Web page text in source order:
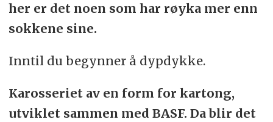
her er det noen som har røyka mer enn
sokkene sine.
Inntil du begynner å dypdykke.
Karosseriet av en form for kartong,
utviklet sammen med BASF. Da blir det